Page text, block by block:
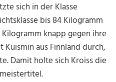
sich in der Klasse
bis 84 Kilogramm
knapp gegen ihre
aus Finnland durch,
Damit holte sich Kroiss die